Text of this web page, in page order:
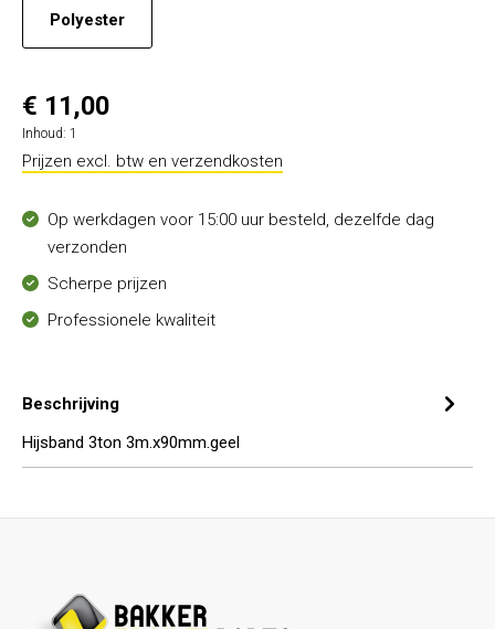
Polyester
€ 11,00
Inhoud: 1
Prijzen excl. btw en verzendkosten
Op werkdagen voor 15:00 uur besteld, dezelfde dag
verzonden
Scherpe prijzen
Professionele kwaliteit
Beschrijving
Hijsband 3ton 3m.x90mm.geel